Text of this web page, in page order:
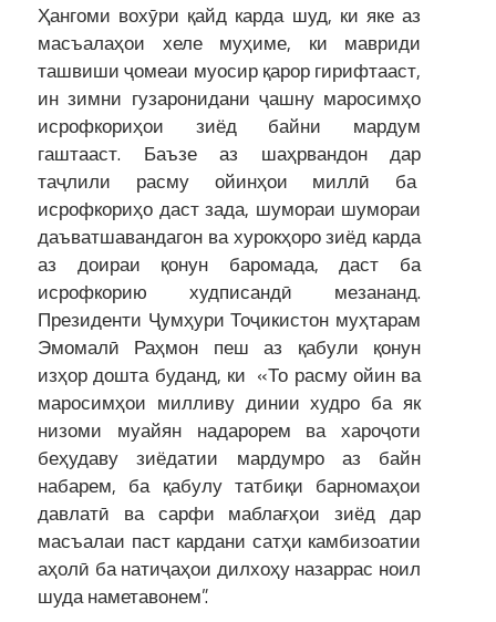
Ҳангоми вохӯри қайд карда шуд, ки яке аз
масъалаҳои хеле муҳиме, ки мавриди
ташвиши ҷомеаи муосир қарор гирифтааст,
ин зимни гузаронидани ҷашну маросимҳо
исрофкориҳои зиёд байни мардум
гаштааст. Баъзе аз шаҳрвандон дар
таҷлили расму ойинҳои миллӣ ба
исрофкориҳо даст зада, шумораи шумораи
даъватшавандагон ва хурокҳоро зиёд карда
аз доираи қонун баромада, даст ба
исрофкорию худписандӣ мезананд.
Президенти Ҷумҳури Тоҷикистон муҳтарам
Эмомалӣ Раҳмон пеш аз қабули қонун
изҳор дошта буданд, ки «То расму ойин ва
маросимҳои милливу динии худро ба як
низоми муайян надарорем ва хароҷоти
беҳудаву зиёдатии мардумро аз байн
набарем, ба қабулу татбиқи барномаҳои
давлатӣ ва сарфи маблағҳои зиёд дар
масъалаи паст кардани сатҳи камбизоатии
аҳолӣ ба натиҷаҳои дилхоҳу назаррас ноил
шуда наметавонем”.